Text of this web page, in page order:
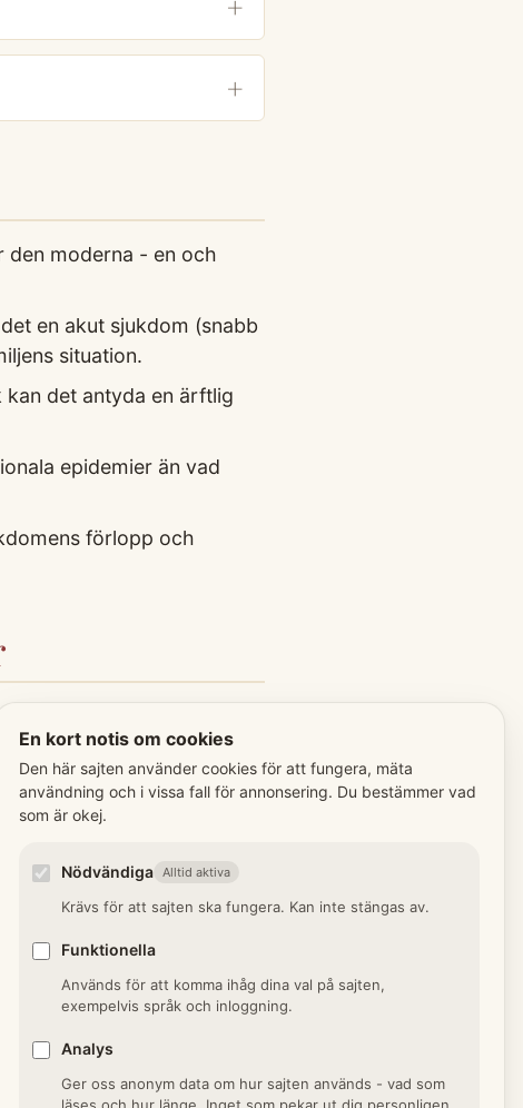
den moderna - en och
en akut sjukdom (snabb
situation.
det antyda en ärftlig
epidemier än vad
förlopp och
medicinska
nedgång och svaghet hos
"naturlig död".
infektion via
hos nyfödda.
En kort notis om cookies
Den här sajten använder cookies för att fungera, mäta
användning och i vissa fall för annonsering. Du bestämmer vad
som är okej.
Nödvändiga Alltid aktiva
Krävs för att sajten ska fungera. Kan inte stängas av.
Funktionella
Används för att komma ihåg dina val på sajten,
exempelvis språk och inloggning.
Analys
Ger oss anonym data om hur sajten används - vad som